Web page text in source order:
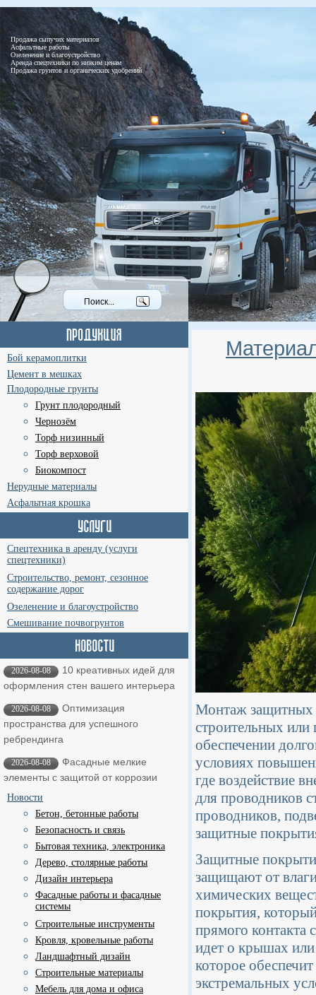
Продажа сыпучих материалов
Асфальтные работы
Озеленение и благоустройство
Аренда спецтехники по низким ценам
Продажа грунтов и органических удобрений
Бой керамоплитки
Цемент в мешках
Плодородные грунты
Грунт плодородный
Чернозём
Торф низинный
Торф верховой
Биокомпост
Нерудные материалы
Асфальтная крошка
Спецтехника в аренду (услуги
спецтехники)
Строительство, ремонт, сезонное
содержание дорог
Озеленение и благоустройство
Смешивание почвогрунтов
2026-08-08
10 креативных идей для
оформления стен вашего интерьера
2026-08-08
Оптимизация
пространства для успешного
ребрендинга
2026-08-08
Фасадные мелкие
элементы с защитой от коррозии
Новости
Бетон, бетонные работы
Безопасность и связь
Бытовая техника, электроника
Дерево, столярные работы
Дизайн интерьера
Фасадные работы и фасадные
системы
Строительные инструменты
Кровля, кровельные работы
Ландшафтный дизайн
Строительные материалы
Мебель для дома и офиса
Монтаж защитных
строительных
обеспечении
условиях
где воздействие
для проводников
проводников,
защитные
Защитные
защищают от
химических
покрытия,
прямого контакта
идет о крышах
которое
экстремальных